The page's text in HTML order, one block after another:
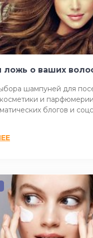
ложь о ваших
шампуней для
и
блогов и